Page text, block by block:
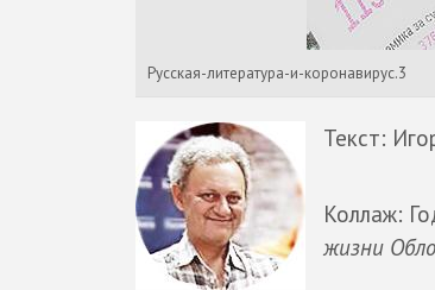
Русская-литература-и-коронавирус.3
Текст:
Коллаж:
жизни